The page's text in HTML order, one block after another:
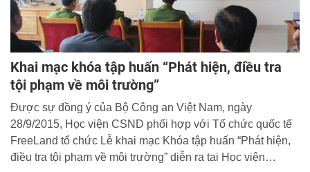
Khai mạc khóa tập huấn “Phát hiện, điều tra
tội phạm về môi trường”
Được sự đồng ý của Bộ Công an Việt Nam, ngày
28/9/2015, Học viện CSND phối hợp với Tổ chức quốc tế
FreeLand tổ chức Lễ khai mạc Khóa tập huấn “Phát hiện,
điều tra tội phạm về môi trường” diễn ra tại Học viện